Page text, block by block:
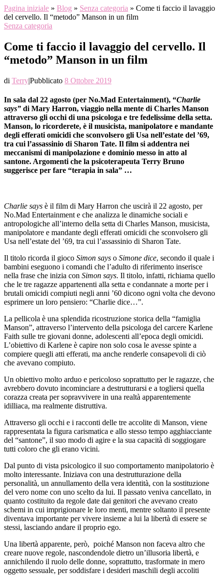
Pagina iniziale » Blog » Senza categoria » Come ti faccio il lavaggio
del cervello. Il “metodo” Manson in un film
Senza categoria
Come ti faccio il lavaggio del cervello. Il
“metodo” Manson in un film
di Terry|Pubblicato 8 Ottobre 2019
In sala dal 22 agosto (per No.Mad Entertainment), “Charlie
says” di Mary Harron, viaggio nella mente di Charles Manson
attraverso gli occhi di una psicologa e tre fedelissime della setta.
Manson, lo ricorderete, è il musicista, manipolatore e mandante
degli efferati omicidi che sconvolsero gli Usa nell’estate del ’69,
tra cui l’assassinio di Sharon Tate. Il film si addentra nei
meccanismi di manipolazione e dominio messo in atto al
santone. Argomenti che la psicoterapeuta Terry Bruno
suggerisce per fare “terapia in sala” …
Charlie says è il film di Mary Harron che uscirà il 22 agosto, per
No.Mad Entertainment e che analizza le dinamiche sociali e
antropologiche all’interno della setta di Charles Manson, musicista,
manipolatore e mandante degli efferati omicidi che sconvolsero gli
Usa nell’estate del ’69, tra cui l’assassinio di Sharon Tate.
Il titolo ricorda il gioco Simon says o Simone dice, secondo il quale i
bambini eseguono i comandi che l’adulto di riferimento inserisce
nella frase che inizia con Simon says. Il titolo, infatti, richiama quello
che le tre ragazze appartenenti alla setta e condannate a morte per i
brutali omicidi compiuti negli anni ’60 dicono ogni volta che devono
esprimere un loro pensiero: “Charlie dice…”.
La pellicola è una splendida ricostruzione storica della “famiglia
Manson”, attraverso l’intervento della psicologa del carcere Karlene
Faith sulle tre giovani donne, adolescenti all’epoca degli omicidi.
L’obiettivo di Karlene è capire non solo cosa le avesse spinte a
compiere quegli atti efferati, ma anche renderle consapevoli di ciò
che avevano compiuto.
Un obiettivo molto arduo e pericoloso soprattutto per le ragazze, che
avrebbero dovuto incominciare a destrutturarsi e a togliersi quella
corazza creata per sopravvivere in una realtà apparentemente
idilliaca, ma realmente distruttiva.
Attraverso gli occhi e i racconti delle tre accolite di Manson, viene
rappresentata la figura carismatica e allo stesso tempo agghiacciante
del “santone”, il suo modo di agire e la sua capacità di soggiogare
tutti coloro che gli erano vicini.
Dal punto di vista psicologico il suo comportamento manipolatorio è
molto interessante. Iniziava con una destrutturazione della
personalità, un annullamento della vera identità, con la sostituzione
del vero nome con uno scelto da lui. Il passato veniva cancellato, in
quanto costituito da regole date dai genitori che avevano creato
schemi in cui imprigionare le loro menti, mentre soltanto il presente
diventava importante per vivere insieme a lui la libertà di essere se
stessi, lasciando andare il proprio ego.
Una libertà apparente, però, poiché Manson non faceva altro che
creare nuove regole, nascondendole dietro un’illusoria libertà, e
annichilendo il ruolo delle donne, soprattutto, trasformate in mero
oggetto sessuale, per soddisfare i desideri maschili degli accoliti